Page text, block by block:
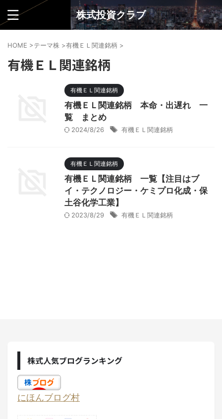
株式投資クラブ
HOME >テーマ株 >有機ＥＬ関連銘柄 >
有機ＥＬ関連銘柄
有機ＥＬ関連銘柄
有機ＥＬ関連銘柄 本命・出遅れ 一
覧 まとめ
2024/8/26 有機ＥＬ関連銘柄
有機ＥＬ関連銘柄
有機ＥＬ関連銘柄 一覧【注目はブ
イ・テクノロジー・ケミプロ化成・保
土谷化学工業】
2023/8/29 有機ＥＬ関連銘柄
株式人気ブログランキング
にほんブログ村